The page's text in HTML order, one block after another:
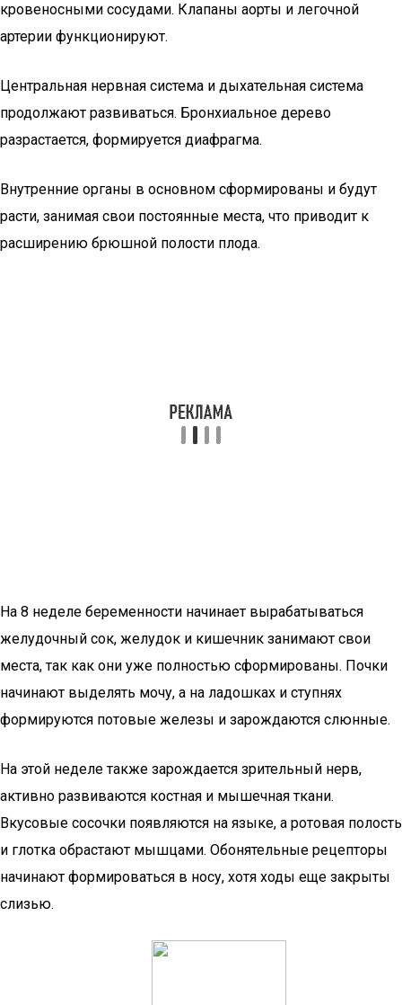
кровеносными сосудами. Клапаны аорты и легочной
артерии функционируют.
Центральная нервная система и дыхательная система
продолжают развиваться. Бронхиальное дерево
разрастается, формируется диафрагма.
Внутренние органы в основном сформированы и будут
расти, занимая свои постоянные места, что приводит к
расширению брюшной полости плода.
На 8 неделе беременности начинает вырабатываться
желудочный сок, желудок и кишечник занимают свои
места, так как они уже полностью сформированы. Почки
начинают выделять мочу, а на ладошках и ступнях
формируются потовые железы и зарождаются слюнные.
На этой неделе также зарождается зрительный нерв,
активно развиваются костная и мышечная ткани.
Вкусовые сосочки появляются на языке, а ротовая полость
и глотка обрастают мышцами. Обонятельные рецепторы
начинают формироваться в носу, хотя ходы еще закрыты
слизью.